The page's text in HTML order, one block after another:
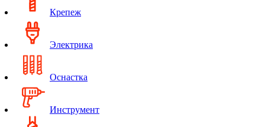
Крепеж
Электрика
Оснастка
Инструмент